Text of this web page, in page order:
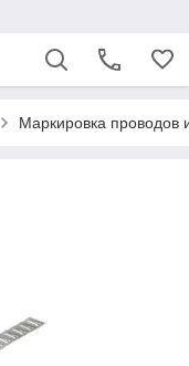
Маркировка проводов